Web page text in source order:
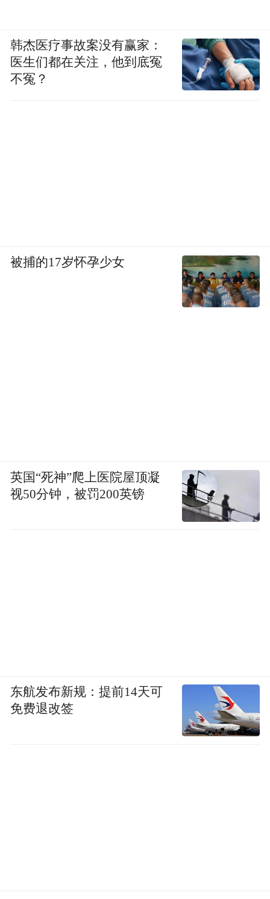
韩杰医疗事故案没有赢家：
医生们都在关注，他到底冤
不冤？
被捕的17岁怀孕少女
英国“死神”爬上医院屋顶凝
视50分钟，被罚200英镑
东航发布新规：提前14天可
免费退改签